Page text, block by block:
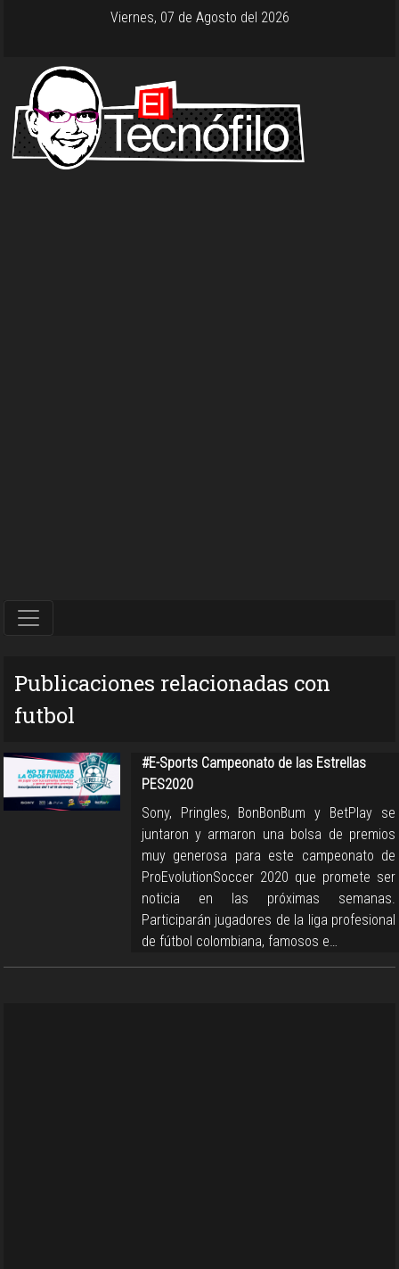
Viernes, 07 de Agosto del 2026
Publicaciones relacionadas con
futbol
#E-Sports Campeonato de las Estrellas
PES2020
Sony, Pringles, BonBonBum y BetPlay se
juntaron y armaron una bolsa de premios
muy generosa para este campeonato de
ProEvolutionSoccer 2020 que promete ser
noticia en las próximas semanas.
Participarán jugadores de la liga profesional
de fútbol colombiana, famosos e…